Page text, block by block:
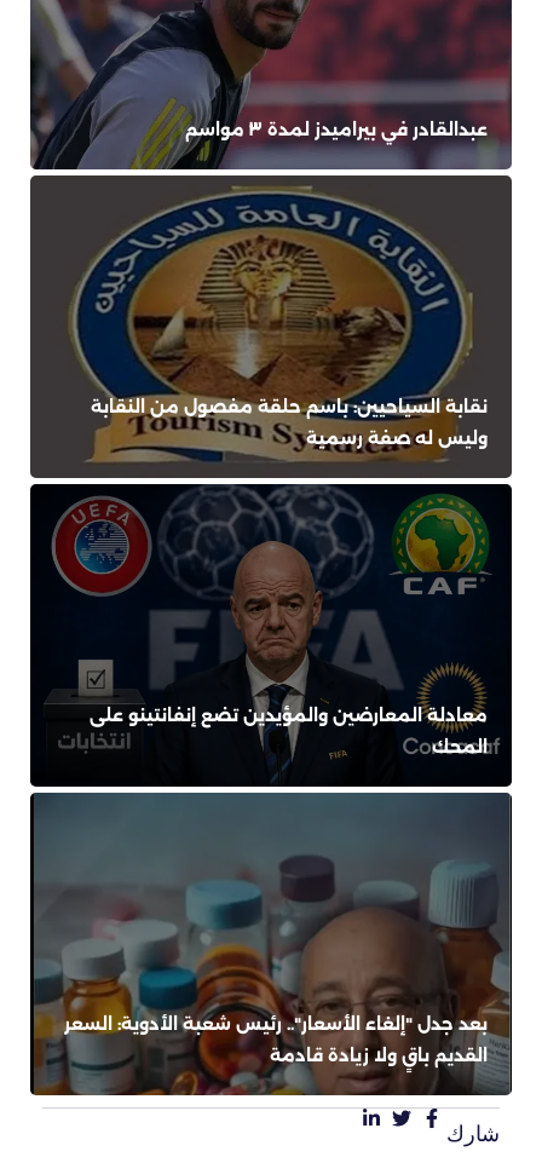
عبدالقادر في بيراميدز لمدة ٣ مواسم
نقابة السياحيين: باسم حلقة مفصول من النقابة
وليس له صفة رسمية
معادلة المعارضين والمؤيدين تضع إنفانتينو على
المحك
بعد جدل "إلغاء الأسعار".. رئيس شعبة الأدوية: السعر
القديم باقٍ ولا زيادة قادمة
شارك